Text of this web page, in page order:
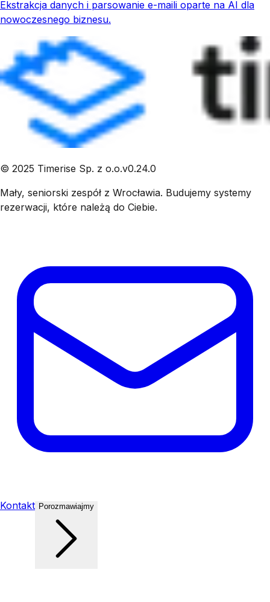
Ekstrakcja danych i parsowanie e-maili oparte na AI dla
nowoczesnego biznesu.
© 2025 Timerise Sp. z o.o.v0.24.0
Mały, seniorski zespół z Wrocławia. Budujemy systemy
rezerwacji, które należą do Ciebie.
Kontakt Porozmawiajmy